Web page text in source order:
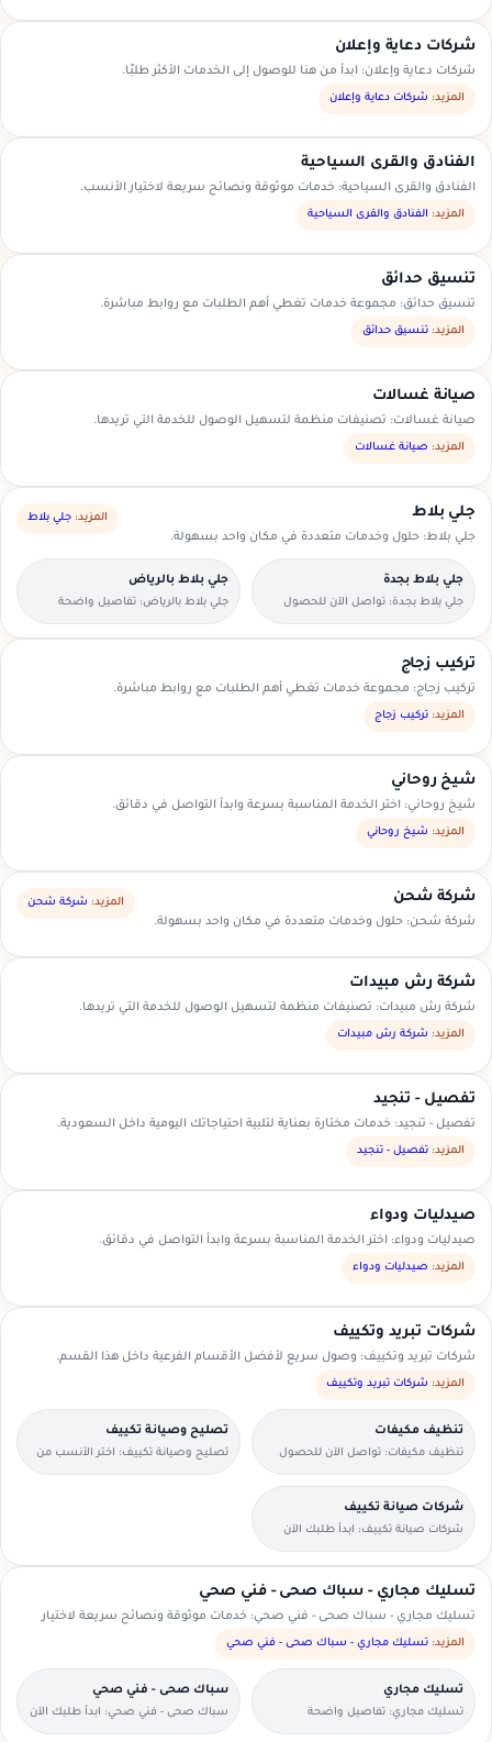
شركات دعاية وإعلان
شركات دعاية وإعلان: ابدأ من هنا للوصول إلى الخدمات الأكثر طلبًا.
المزيد: شركات دعاية وإعلان
الفنادق والقرى السياحية
الفنادق والقرى السياحية: خدمات موثوقة ونصائح سريعة لاختيار الأنسب.
المزيد: الفنادق والقرى السياحية
تنسيق حدائق
تنسيق حدائق: مجموعة خدمات تغطي أهم الطلبات مع روابط مباشرة.
المزيد: تنسيق حدائق
صيانة غسالات
صيانة غسالات: تصنيفات منظمة لتسهيل الوصول للخدمة التي تريدها.
المزيد: صيانة غسالات
جلي بلاط
جلي بلاط: حلول وخدمات متعددة في مكان واحد بسهولة.
المزيد: جلي بلاط
جلي بلاط بجدة
جلي بلاط بجدة: تواصل الآن للحصول
على عرض سعر مناسب.
جلي بلاط بالرياض
جلي بلاط بالرياض: تفاصيل واضحة
لتسهيل اختيار مقدم الخدمة.
تركيب زجاج
تركيب زجاج: مجموعة خدمات تغطي أهم الطلبات مع روابط مباشرة.
المزيد: تركيب زجاج
شيخ روحاني
شيخ روحاني: اختر الخدمة المناسبة بسرعة وابدأ التواصل في دقائق.
المزيد: شيخ روحاني
شركة شحن
شركة شحن: حلول وخدمات متعددة في مكان واحد بسهولة.
المزيد: شركة شحن
شركة رش مبيدات
شركة رش مبيدات: تصنيفات منظمة لتسهيل الوصول للخدمة التي تريدها.
المزيد: شركة رش مبيدات
تفصيل - تنجيد
تفصيل - تنجيد: خدمات مختارة بعناية لتلبية احتياجاتك اليومية داخل السعودية.
المزيد: تفصيل - تنجيد
صيدليات ودواء
صيدليات ودواء: اختر الخدمة المناسبة بسرعة وابدأ التواصل في دقائق.
المزيد: صيدليات ودواء
شركات تبريد وتكييف
شركات تبريد وتكييف: وصول سريع لأفضل الأقسام الفرعية داخل هذا القسم.
المزيد: شركات تبريد وتكييف
تنظيف مكيفات
تنظيف مكيفات: تواصل الآن للحصول
على عرض سعر مناسب.
تصليح وصيانة تكييف
تصليح وصيانة تكييف: اختر الأنسب من
العروض المتاحة في منطقتك.
شركات صيانة تكييف
شركات صيانة تكييف: ابدأ طلبك الآن
بخطوات بسيطة وواضحة.
تسليك مجاري - سباك صحى - فني صحي
تسليك مجاري - سباك صحى - فني صحي: خدمات موثوقة ونصائح سريعة لاختيار
الأنسب.
المزيد: تسليك مجاري - سباك صحى - فني صحي
تسليك مجاري
تسليك مجاري: تفاصيل واضحة
لتسهيل اختيار مقدم الخدمة.
سباك صحى - فني صحي
سباك صحى - فني صحي: ابدأ طلبك الآن
بخطوات بسيطة وواضحة.